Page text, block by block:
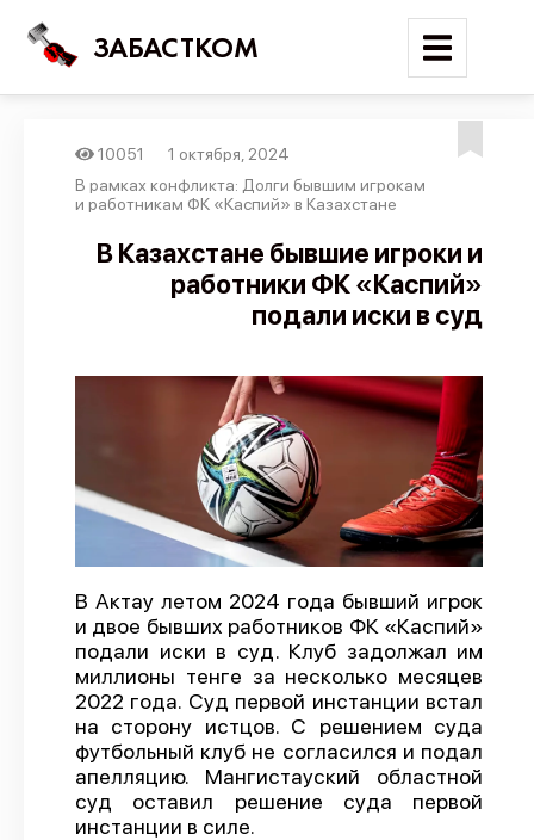
ЗАБАСТКОМ
Войти
Поиск
Новости
Карта событий
Отчеты
Предложить публикацию
Справочник
API
О проекте
Политика конфиденциальности
10051
1 октября, 2024
В рамках конфликта: Долги бывшим игрокам
и работникам ФК «Каспий» в Казахстане
В Казахстане бывшие игроки и
работники ФК «Каспий»
подали иски в суд
В Актау летом 2024 года бывший игрок
и двое бывших работников ФК «Каспий»
подали иски в суд. Клуб задолжал им
миллионы тенге за несколько месяцев
2022 года. Суд первой инстанции встал
на сторону истцов. С решением суда
футбольный клуб не согласился и подал
апелляцию. Мангистауский областной
суд оставил решение суда первой
инстанции в силе.